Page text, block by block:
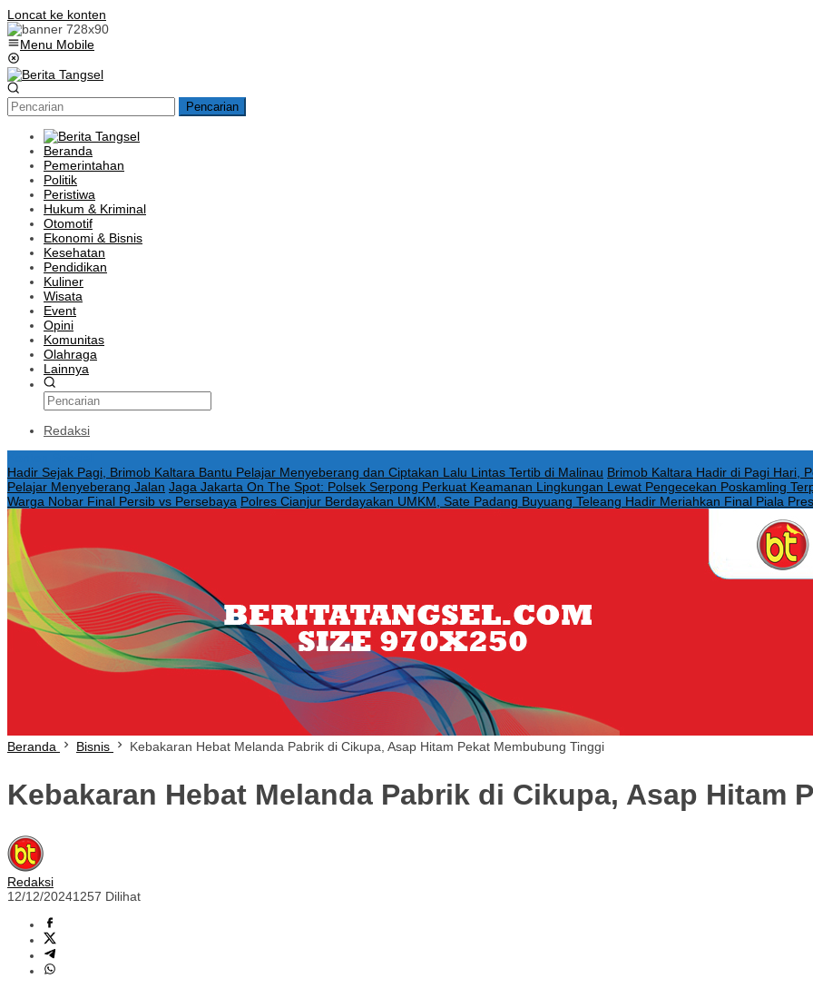
Loncat ke konten
Menu Mobile
Pencarian
Beranda
Pemerintahan
Politik
Peristiwa
Hukum & Kriminal
Otomotif
Ekonomi & Bisnis
Kesehatan
Pendidikan
Kuliner
Wisata
Event
Opini
Komunitas
Olahraga
Lainnya
Redaksi
Hadir Sejak Pagi, Brimob Kaltara Bantu Pelajar Menyeberang dan Ciptakan Lalu Lintas Tertib di Malinau Brimob Kaltara Hadir di Pagi Hari,
Pelajar Menyeberang Jalan Jaga Jakarta On The Spot: Polsek Serpong Perkuat Keamanan Lingkungan Lewat Pengecekan Poskamling
Warga Nobar Final Persib vs Persebaya Polres Cianjur Berdayakan UMKM, Sate Padang Buyuang Teleang Hadir Meriahkan Final Piala
Beranda Bisnis Kebakaran Hebat Melanda Pabrik di Cikupa, Asap Hitam Pekat Membubung Tinggi
Kebakaran Hebat Melanda Pabrik di Cikupa, Asap Hitam
Redaksi
12/12/20241257 Dilihat